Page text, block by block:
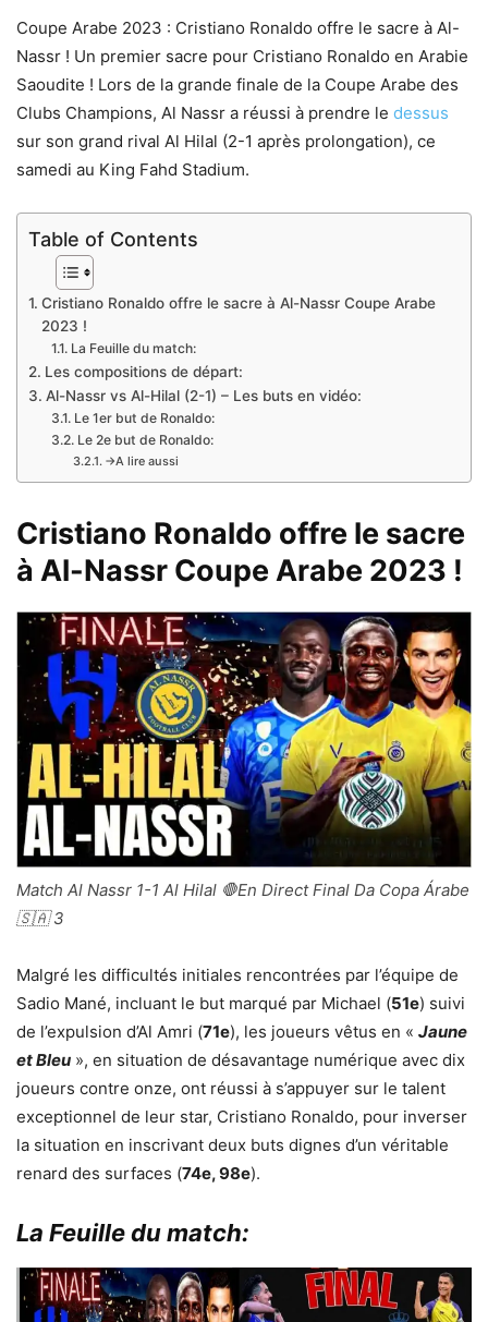
Coupe Arabe 2023 : Cristiano Ronaldo offre le sacre à Al-
Nassr ! Un premier sacre pour Cristiano Ronaldo en Arabie
Saoudite ! Lors de la grande finale de la Coupe Arabe des
Clubs Champions, Al Nassr a réussi à prendre le dessus
sur son grand rival Al Hilal (2-1 après prolongation), ce
samedi au King Fahd Stadium.
Table of Contents
Cristiano Ronaldo offre le sacre à Al-Nassr Coupe Arabe
2023 !
La Feuille du match:
Les compositions de départ:
Al-Nassr vs Al-Hilal (2-1) – Les buts en vidéo:
Le 1er but de Ronaldo:
Le 2e but de Ronaldo:
→A lire aussi
Cristiano Ronaldo offre le sacre
à Al-Nassr Coupe Arabe 2023 !
Match Al Nassr 1-1 Al Hilal 🛑En Direct Final Da Copa Árabe
🇸🇦 3
Malgré les difficultés initiales rencontrées par l’équipe de
Sadio Mané, incluant le but marqué par Michael (51e) suivi
de l’expulsion d’Al Amri (71e), les joueurs vêtus en « Jaune
et Bleu », en situation de désavantage numérique avec dix
joueurs contre onze, ont réussi à s’appuyer sur le talent
exceptionnel de leur star, Cristiano Ronaldo, pour inverser
la situation en inscrivant deux buts dignes d’un véritable
renard des surfaces (74e, 98e).
La Feuille du match: